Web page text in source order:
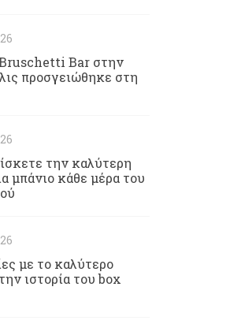
Bar στην
προσγειώθηκε στη
την καλύτερη
μπάνιο κάθε μέρα του
με το καλύτερο
ιστορία του box